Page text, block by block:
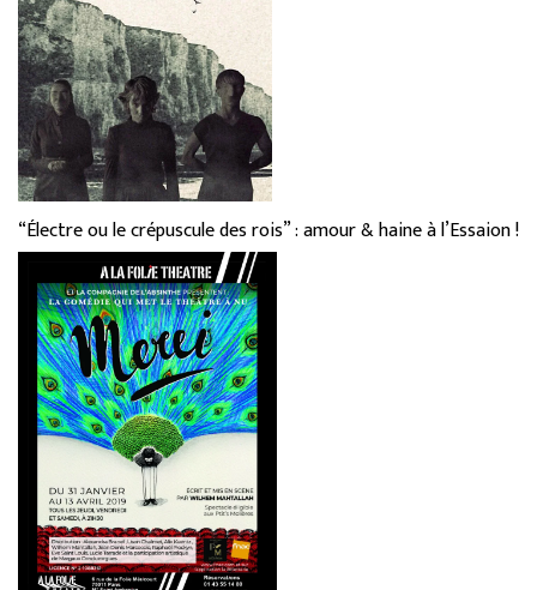
“Électre ou le crépuscule des rois” : amour & haine à l’Essaion !